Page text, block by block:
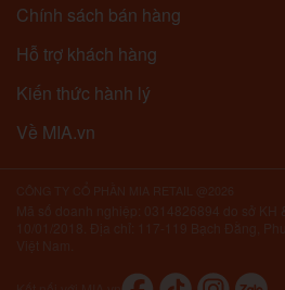
Chính sách bán hàng
Hỗ trợ khách hàng
Kiến thức hành lý
Về MIA.vn
10/01/2018. Địa chỉ: 117-119 Bạch Đằng,